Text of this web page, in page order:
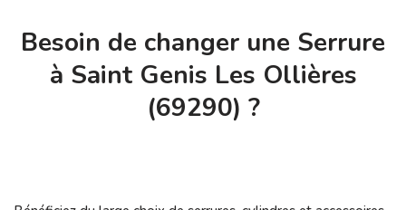
Besoin de changer une Serrure
à Saint Genis Les Ollières
(69290) ?